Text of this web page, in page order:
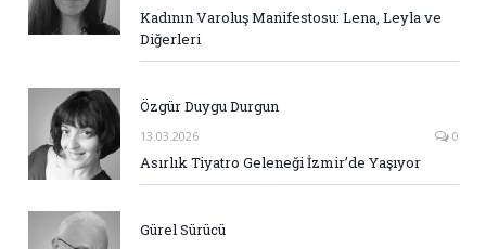
Kadının Varoluş Manifestosu: Lena, Leyla ve
Diğerleri
Özgür Duygu Durgun
13.03.2026 0
Asırlık Tiyatro Geleneği İzmir’de Yaşıyor
Gürel Sürücü